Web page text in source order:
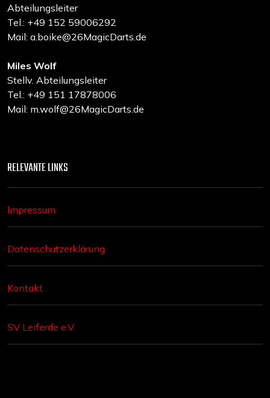
Abteilungsleiter
Tel.: +49 152 59006292
Mail: a.boike@26MagicDarts.de
Miles Wolf
Stellv. Abteilungsleiter
Tel.: +49 151 17878006
Mail: m.wolf@26MagicDarts.de
RELEVANTE LINKS
Impressum
Datenschutzerklärung
Kontakt
SV Leiferde e.V.